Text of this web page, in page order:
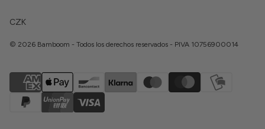
CZK
© 2026 Bamboom - Todos los derechos reservados - PIVA 10756900014